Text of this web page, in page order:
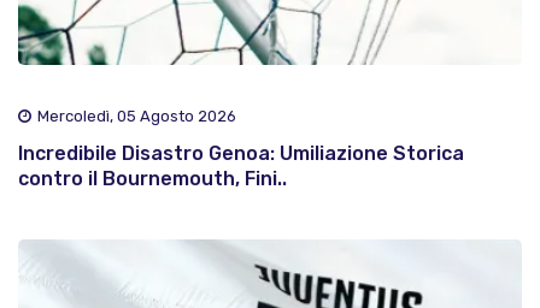
Mercoledì, 05 Agosto 2026
Incredibile Disastro Genoa: Umiliazione Storica
contro il Bournemouth, Fini..